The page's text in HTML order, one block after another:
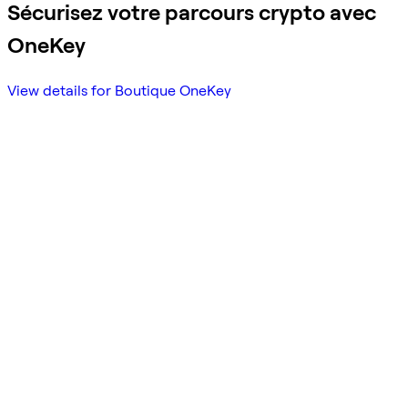
Sécurisez votre parcours crypto avec
OneKey
View details for Boutique OneKey